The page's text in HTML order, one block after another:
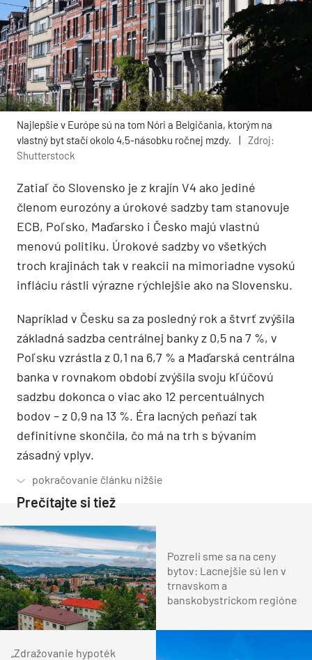
Najlepšie v Európe sú na tom Nóri a Belgičania, ktorým na
vlastný byt stačí okolo 4,5-násobku ročnej mzdy.
Zdroj:
Shutterstock
Zatiaľ čo Slovensko je z krajín V4 ako jediné
členom eurozóny a úrokové sadzby tam stanovuje
ECB, Poľsko, Maďarsko i Česko majú vlastnú
menovú politiku. Úrokové sadzby vo všetkých
troch krajinách tak v reakcii na mimoriadne vysokú
infláciu rástli výrazne rýchlejšie ako na Slovensku.
Napríklad v Česku sa za posledný rok a štvrť zvýšila
základná sadzba centrálnej banky z 0,5 na 7 %, v
Poľsku vzrástla z 0,1 na 6,7 % a Maďarská centrálna
banka v rovnakom období zvýšila svoju kľúčovú
sadzbu dokonca o viac ako 12 percentuálnych
bodov – z 0,9 na 13 %. Éra lacných peňazí tak
definitívne skončila, čo má na trh s bývaním
zásadný vplyv.
Prečítajte si tiež
Pozreli sme sa na ceny
bytov: Lacnejšie sú len v
trnavskom a
banskobystrickom regióne
„Zdražovanie hypoték